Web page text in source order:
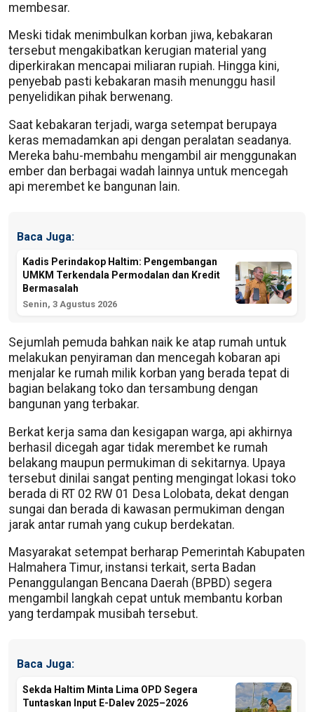
membesar.
Meski tidak menimbulkan korban jiwa, kebakaran
tersebut mengakibatkan kerugian material yang
diperkirakan mencapai miliaran rupiah. Hingga kini,
penyebab pasti kebakaran masih menunggu hasil
penyelidikan pihak berwenang.
Saat kebakaran terjadi, warga setempat berupaya
keras memadamkan api dengan peralatan seadanya.
Mereka bahu-membahu mengambil air menggunakan
ember dan berbagai wadah lainnya untuk mencegah
api merembet ke bangunan lain.
Baca Juga:
Kadis Perindakop Haltim: Pengembangan
UMKM Terkendala Permodalan dan Kredit
Bermasalah
Senin, 3 Agustus 2026
Sejumlah pemuda bahkan naik ke atap rumah untuk
melakukan penyiraman dan mencegah kobaran api
menjalar ke rumah milik korban yang berada tepat di
bagian belakang toko dan tersambung dengan
bangunan yang terbakar.
Berkat kerja sama dan kesigapan warga, api akhirnya
berhasil dicegah agar tidak merembet ke rumah
belakang maupun permukiman di sekitarnya. Upaya
tersebut dinilai sangat penting mengingat lokasi toko
berada di RT 02 RW 01 Desa Lolobata, dekat dengan
sungai dan berada di kawasan permukiman dengan
jarak antar rumah yang cukup berdekatan.
Masyarakat setempat berharap Pemerintah Kabupaten
Halmahera Timur, instansi terkait, serta Badan
Penanggulangan Bencana Daerah (BPBD) segera
mengambil langkah cepat untuk membantu korban
yang terdampak musibah tersebut.
Baca Juga:
Sekda Haltim Minta Lima OPD Segera
Tuntaskan Input E-Dalev 2025–2026